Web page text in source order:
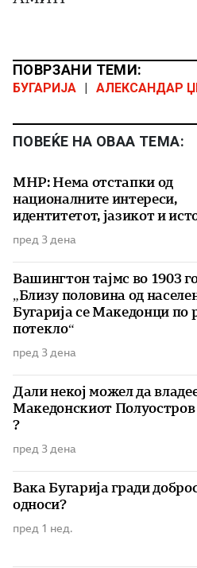
ПОВРЗАНИ ТЕМИ:
БУГАРИЈА | АЛЕКСАНДАР
ПОВЕЌЕ НА ОВАА ТЕМА:
МНР: Нема отстапки од
националните интереси,
идентитетот, јазикот и
пред 3 дена
Вашингтон тајмс во 1903
„Близу половина од
Бугарија се Македонци по
потекло“
пред 3 дена
Дали некој можел да
Македонскиот Полуостров
?
пред 3 дена
Вака Бугарија гради
односи?
пред 1 нед.